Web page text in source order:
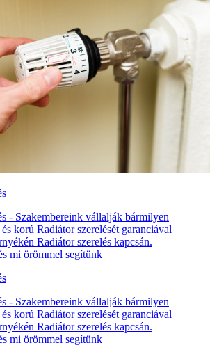
- Szakembereink vállalják bármilyen
korú Radiátor szerelését garanciával
Radiátor szerelés kapcsán.
mi örömmel segítünk
- Szakembereink vállalják bármilyen
korú Radiátor szerelését garanciával
Radiátor szerelés kapcsán.
mi örömmel segítünk